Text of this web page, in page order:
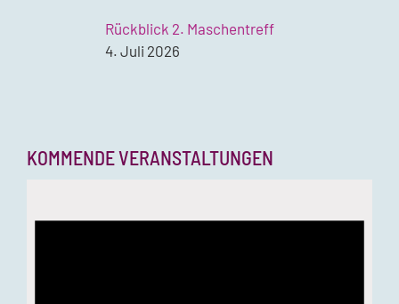
Rückblick 2. Maschentreff
4. Juli 2026
KOMMENDE VERANSTALTUNGEN